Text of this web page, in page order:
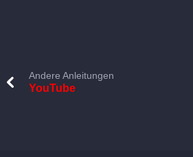
Andere Anleitungen
YouTube